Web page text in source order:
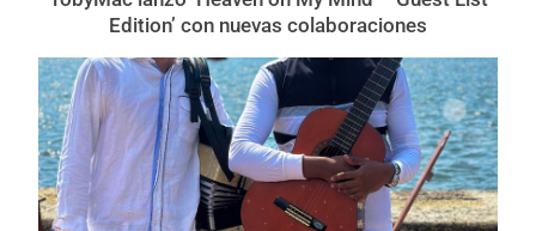
Edition’ con nuevas colaboraciones